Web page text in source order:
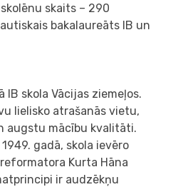
skaits – 290
bakalaureāts IB un
IB skola Vācijas ziemeļos.
lielisko atrašanās vietu,
augstu mācību kvalitāti.
gadā, skola ievēro
Kurta Hāna
ir audzēkņu